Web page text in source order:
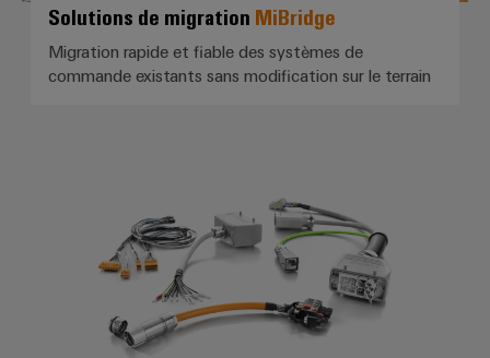
Solutions de migration MiBridge
Migration rapide et fiable des systèmes de
commande existants sans modification sur le terrain